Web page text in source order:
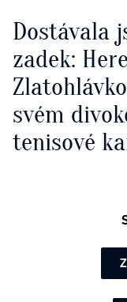
Dostávala
zadek:
svém
tenisové